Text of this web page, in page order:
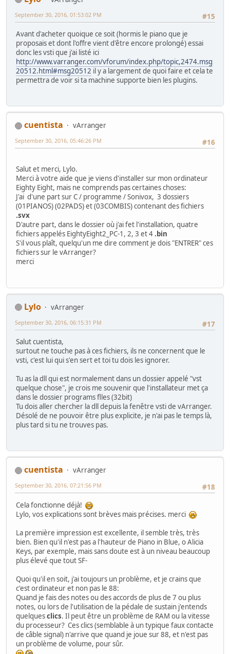
#15
September 30, 2016, 01:53:02 PM
Avant d'acheter quoique ce soit (hormis le piano que je
proposais et dont l'offre vient d'être encore prolongé) essai
donc les vsti que j'ai listé ici
http://www.varranger.com/vforum/index.php/topic,2474.msg
20512.html#msg20512 il y a largement de quoi faire et cela te
permettra de voir si ta machine supporte bien les plugins.
cuentista
vArranger
#16
September 30, 2016, 05:46:26 PM
Salut et merci, Lylo.
Merci à votre aide que je viens d'installer sur mon ordinateur
Eighty Eight, mais ne comprends pas certaines choses:
J'ai d'une part sur C / programme / Sonivox, 3 dossiers
(01PIANOS) (02PADS) et (03COMBIS) contenant des fichiers
.svx
D'autre part, dans le dossier où j'ai fet l'installation, quatre
fichiers appelés EightyEight2_PC-1, 2, 3 et 4 .bin
S'il vous plaît, quelqu'un me dire comment je dois "ENTRER" ces
fichiers sur le vArranger?
merci
Lylo
vArranger
#17
September 30, 2016, 06:15:31 PM
Salut cuentista,
surtout ne touche pas à ces fichiers, ils ne concernent que le
vsti, c'est lui qui s'en sert et toi tu dois les ignorer.
Tu as la dll qui est normalement dans un dossier appelé "vst
quelque chose", je crois me souvenir que l'installateur met ça
dans le dossier programs flles (32bit)
Tu dois aller chercher la dll depuis la fenêtre vsti de vArranger.
Désolé de ne pouvoir être plus explicite, je n'ai pas le temps là,
plus tard si tu ne trouves pas.
cuentista
vArranger
#18
September 30, 2016, 07:21:56 PM
Cela fonctionne déjà!
Lylo, vos explications sont brèves mais précises. merci
La première impression est excellente, il semble très, très
bien. Bien qu'il n'est pas a l'hauteur de Piano in Blue, o Alicia
Keys, par exemple, mais sans doute est à un niveau beaucoup
plus élevé que tout SF-
Quoi qu'il en soit, j'ai toujours un problème, et je crains que
c'est ordinateur et non pas le 88:
Quand je fais des notes ou des accords de plus de 7 ou plus
notes, ou lors de l'utilisation de la pédale de sustain j'entends
quelquesclics. Il peut être un problème de RAM ou la vitesse
du processeur? Ces clics (semblable à un typique faux contacte
de câble signal) n'arrive que quand je joue sur 88, et n'est pas
un problème de volume, pour sûr.